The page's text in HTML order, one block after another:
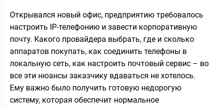
Открывался новый офис, предприятию требовалось
настроить IP-телефонию и завести корпоративную
почту. Какого провайдера выбрать, где и сколько
аппаратов покупать, как соединить телефоны в
локальную сеть, как настроить почтовый сервис – во
все эти нюансы заказчику вдаваться не хотелось.
Ему важно было получить готовую недорогую
систему, которая обеспечит нормальное